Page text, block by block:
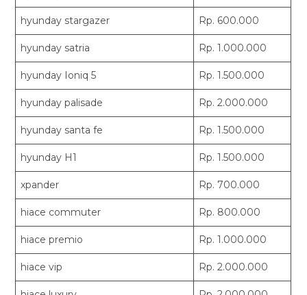
hyunday stargazer Rp. 600.000
hyunday satria Rp. 1.000.000
hyunday Ioniq 5 Rp. 1.500.000
hyunday palisade Rp. 2.000.000
hyunday santa fe Rp. 1.500.000
hyunday H1 Rp. 1.500.000
xpander Rp. 700.000
hiace commuter Rp. 800.000
hiace premio Rp. 1.000.000
hiace vip Rp. 2.000.000